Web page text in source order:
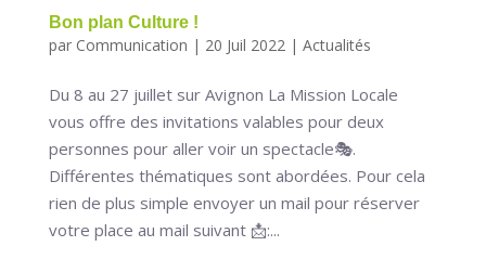
Bon plan Culture !
par Communication | 20 Juil 2022| Actualités
Du 8 au 27 juillet sur Avignon La Mission Locale
vous offre des invitations valables pour deux
personnes pour aller voir un spectacle🎭.
Différentes thématiques sont abordées. Pour cela
rien de plus simple envoyer un mail pour réserver
votre place au mail suivant 📩:...